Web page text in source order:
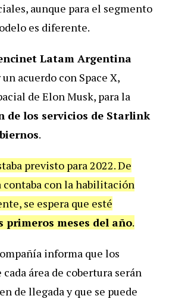
aunque para el segmento
es diferente.
Latam Argentina
acuerdo con Space X,
de Elon Musk, para la
de los servicios de Starlink
.
previsto para 2022. De
contaba con la habilitación
se espera que esté
primeros meses del año.
informa que los
área de cobertura serán
de llegada y que se puede